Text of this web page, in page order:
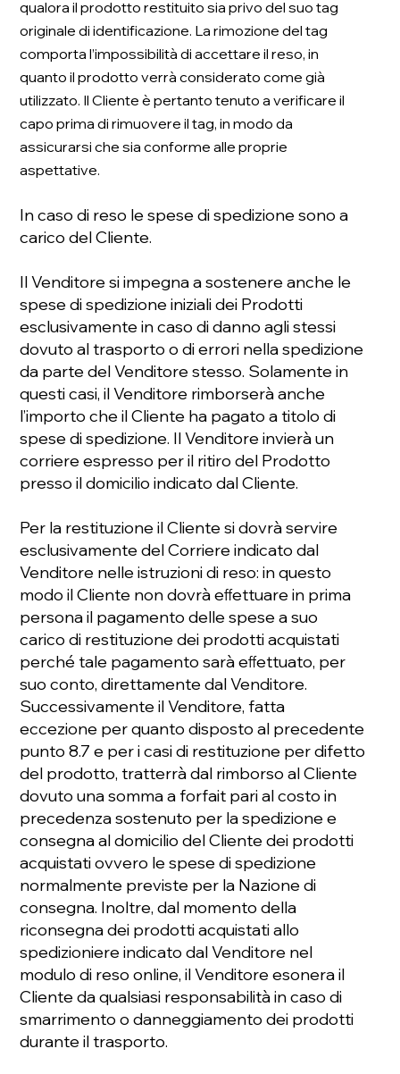
qualora il prodotto restituito sia privo del suo tag
originale di identificazione. La rimozione del tag
comporta l’impossibilità di accettare il reso, in
quanto il prodotto verrà considerato come già
utilizzato. Il Cliente è pertanto tenuto a verificare il
capo prima di rimuovere il tag, in modo da
assicurarsi che sia conforme alle proprie
aspettative.
In caso di reso le spese di spedizione sono a
carico del Cliente.
Il Venditore si impegna a sostenere anche le
spese di spedizione iniziali dei Prodotti
esclusivamente in caso di danno agli stessi
dovuto al trasporto o di errori nella spedizione
da parte del Venditore stesso. Solamente in
questi casi, il Venditore rimborserà anche
l’importo che il Cliente ha pagato a titolo di
spese di spedizione. Il Venditore invierà un
corriere espresso per il ritiro del Prodotto
presso il domicilio indicato dal Cliente.
Per la restituzione il Cliente si dovrà servire
esclusivamente del Corriere indicato dal
Venditore nelle istruzioni di reso: in questo
modo il Cliente non dovrà eﬀettuare in prima
persona il pagamento delle spese a suo
carico di restituzione dei prodotti acquistati
perché tale pagamento sarà eﬀettuato, per
suo conto, direttamente dal Venditore.
Successivamente il Venditore, fatta
eccezione per quanto disposto al precedente
punto 8.7 e per i casi di restituzione per difetto
del prodotto, tratterrà dal rimborso al Cliente
dovuto una somma a forfait pari al costo in
precedenza sostenuto per la spedizione e
consegna al domicilio del Cliente dei prodotti
acquistati ovvero le spese di spedizione
normalmente previste per la Nazione di
consegna. Inoltre, dal momento della
riconsegna dei prodotti acquistati allo
spedizioniere indicato dal Venditore nel
modulo di reso online, il Venditore esonera il
Cliente da qualsiasi responsabilità in caso di
smarrimento o danneggiamento dei prodotti
durante il trasporto.